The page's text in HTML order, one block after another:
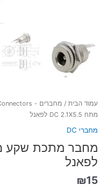
עמוד הבית / מחברים - Connectors
מתח DC 2.1X5.5 לפאנל
מחברי DC
לפאנל
₪15